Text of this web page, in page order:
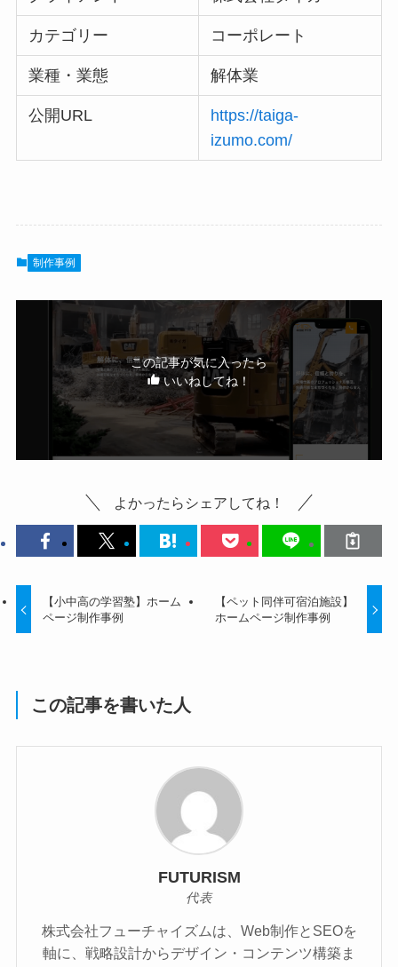
カテゴリー コーポレート
業種・業態 解体業
公開URL
https://taiga-
izumo.com/
制作事例
この記事が気に入ったら
いいねしてね！
よかったらシェアしてね！
【小中高の学習塾】ホーム
ページ制作事例
【ペット同伴可宿泊施設】
ホームページ制作事例
この記事を書いた人
FUTURISM
代表
株式会社フューチャイズムは、Web制作とSEOを
軸に、戦略設計からデザイン・コンテンツ構築ま